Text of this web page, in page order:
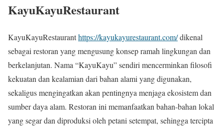
KayuKayuRestaurant
KayuKayuRestauranthttps://kayukayurestaurant.com/dikenal
sebagai restoran yang mengusung konsep ramah lingkungan dan
berkelanjutan. Nama “KayuKayu” sendiri mencerminkan filosofi
kekuatan dan kealamian dari bahan alami yang digunakan,
sekaligus mengingatkan akan pentingnya menjaga ekosistem dan
sumber daya alam. Restoran ini memanfaatkan bahan-bahan lokal
yang segar dan diproduksi oleh petani setempat, sehingga tercipta